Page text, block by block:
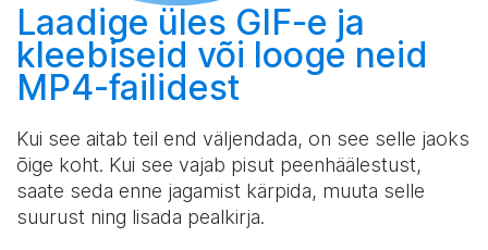
Laadige üles GIF-e ja
kleebiseid või looge neid
MP4-failidest
Kui see aitab teil end väljendada, on see selle jaoks
õige koht. Kui see vajab pisut peenhäälestust,
saate seda enne jagamist kärpida, muuta selle
suurust ning lisada pealkirja.